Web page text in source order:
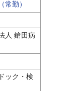
常勤）
人 鎗田病
ック・検